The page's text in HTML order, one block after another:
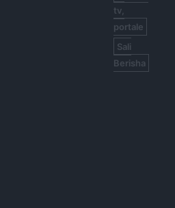
tv,
portale
Sali
Berisha